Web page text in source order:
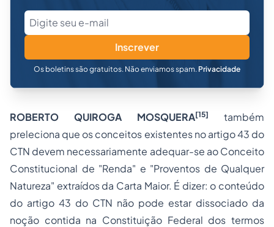
Inscrever
Os boletins são gratuitos. Não enviamos spam. Privacidade
ROBERTO QUIROGA MOSQUERA[15]
também
preleciona que os conceitos existentes no artigo 43 do
CTN devem necessariamente adequar-se ao Conceito
Constitucional de "Renda" e "Proventos de Qualquer
Natureza" extraídos da Carta Maior. É dizer: o conteúdo
do artigo 43 do CTN não pode estar dissociado da
noção contida na Constituição Federal dos termos